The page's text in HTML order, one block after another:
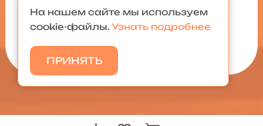
Политика конфиденциальности
Карта сайта
На нашем сайте мы используем
cookie-файлы. Узнать подробнее
ПРИНЯТЬ